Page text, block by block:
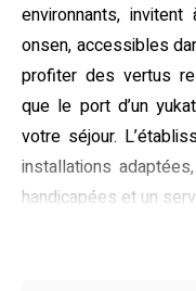
environnants,
onsen, accessibles
profiter des vertus
que le port d’un
votre séjour.
installations
handicapées et un
Repos et sérénité